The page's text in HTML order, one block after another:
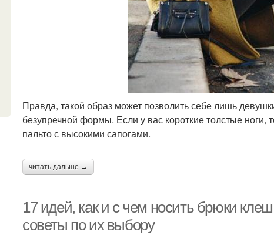
Правда, такой образ может позволить себе лишь
безупречной формы. Если у вас короткие толстые ноги,
пальто с высокими сапогами.
читать дальше →
17 идей, как и с чем носить брюки
советы по их выбору